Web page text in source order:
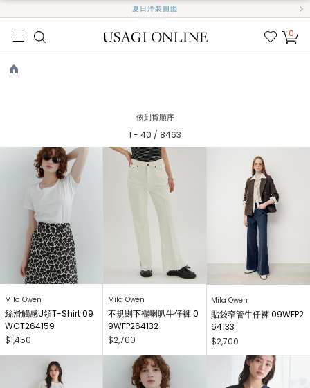
夏日洋裝圖鑑
我的
0
依到貨順序
1 - 40 / 8463
Mila Owen
絲滑觸感U領T-Shirt 09
WCT264159
$1,450
Mila Owen
不規則下襬喇叭牛仔褲 0
9WFP264132
$2,700
Mila Owen
貼袋窄管牛仔褲 09WFP2
64133
$2,700